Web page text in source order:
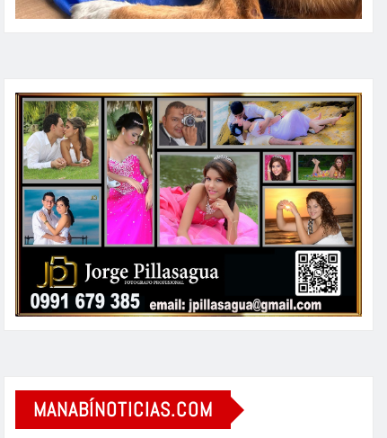
MANABÍNOTICIAS.COM